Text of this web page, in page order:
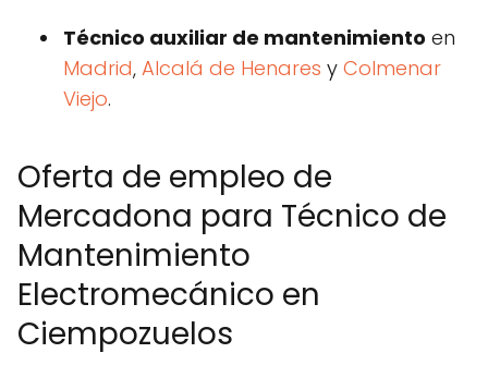
Técnico auxiliar de mantenimiento en
Madrid, Alcalá de Henares y Colmenar
Viejo.
Oferta de empleo de
Mercadona para Técnico de
Mantenimiento
Electromecánico en
Ciempozuelos